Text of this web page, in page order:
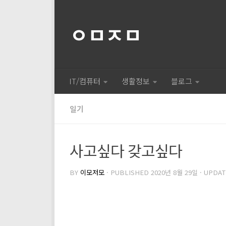
ㅇㅁㅈㅁ
IT/컴퓨터 생활정보 블로그
일기
사고싶다 갖고싶다
BY 이모저모 · PUBLISHED 2020년 8월 29일 ·